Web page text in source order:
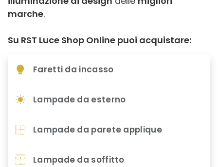
marche.
Su RST Luce Shop Online puoi acquistare:
Faretti da incasso
Lampade da esterno
Lampade da parete applique
Lampade da soffitto